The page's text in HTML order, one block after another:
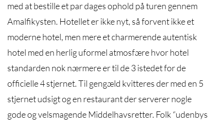
med at bestille et par dages ophold på turen gennem
Amalfikysten. Hotellet er ikke nyt, så forvent ikke et
moderne hotel, men mere et charmerende autentisk
hotel med en herlig uformel atmosfære hvor hotel
standarden nok nærmere er til de 3 istedet for de
officielle 4 stjernet. Til gengæld kvitteres der med en 5
stjernet udsigt og en restaurant der serverer nogle
gode og velsmagende Middelhavsretter. Folk “udenbys